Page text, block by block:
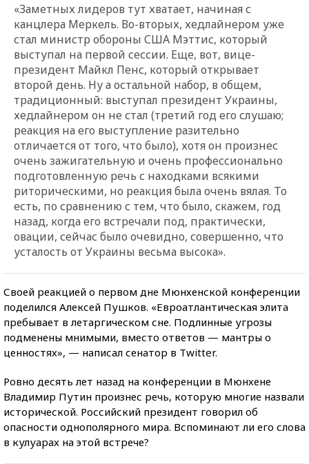
«Заметных лидеров тут хватает, начиная с
канцлера Меркель. Во-вторых, хедлайнером уже
стал министр обороны США Мэттис, который
выступал на первой сессии. Еще, вот, вице-
президент Майкл Пенс, который открывает
второй день. Ну а остальной набор, в общем,
традиционный: выступал президент Украины,
хедлайнером он не стал (третий год его слушаю;
реакция на его выступление разительно
отличается от того, что было), хотя он произнес
очень зажигательную и очень профессионально
подготовленную речь с находками всякими
риторическими, но реакция была очень вялая. То
есть, по сравнению с тем, что было, скажем, год
назад, когда его встречали под, практически,
овации, сейчас было очевидно, совершенно, что
усталость от Украины весьма высока».
Своей реакцией о первом дне Мюнхенской конференции
поделился Алексей Пушков. «Евроатлантическая элита
пребывает в летаргическом сне. Подлинные угрозы
подменены мнимыми, вместо ответов — мантры о
ценностях», — написал сенатор в Twitter.
Ровно десять лет назад на конференции в Мюнхене
Владимир Путин произнес речь, которую многие назвали
исторической. Российский президент говорил об
опасности однополярного мира. Вспоминают ли его слова
в кулуарах на этой встрече?